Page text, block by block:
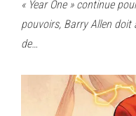
« Year One » continue
pouvoirs, Barry Allen doit
de…